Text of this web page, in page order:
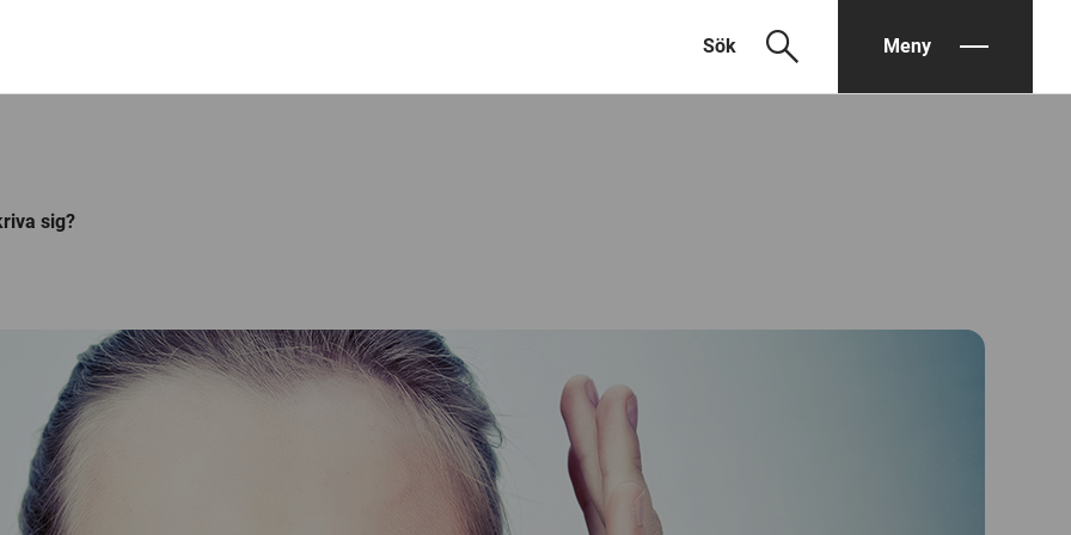
Sök search Meny
sig?